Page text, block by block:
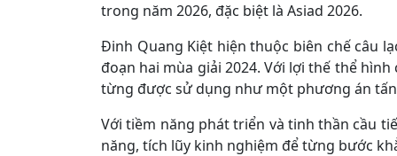
trong năm 2026, đặc biệt là Asiad 2026.
Đinh Quang Kiệt hiện thuộc biên chế câu
đoạn hai mùa giải 2024. Với lợi thế thể
từng được sử dụng như một phương án
Với tiềm năng phát triển và tinh thần cầu
năng, tích lũy kinh nghiệm để từng bước